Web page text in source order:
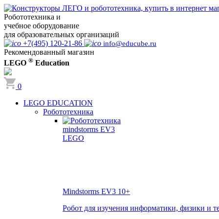
Робототехника и
учебное оборудование
для образовательных организаций
+7(495) 120-21-86
info@educube.ru
Рекомендованный магазин
LEGO ® Education
0
LEGO EDUCATION
Робототехника
Mindstorms EV3 10+
Робот для изучения информатики, физики и